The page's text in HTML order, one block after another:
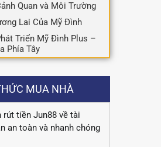
Quan và Môi Trường
Lai Của Mỹ Đình
Triển Mỹ Đình Plus –
Phía Tây
MUA NHÀ
rút tiền Jun88 về tài
an toàn và nhanh chóng